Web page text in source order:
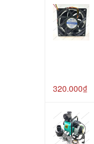
320.000₫